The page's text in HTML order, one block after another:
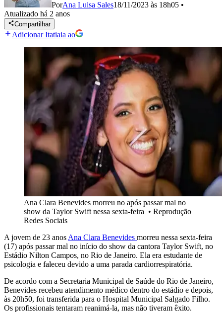
PorAna Luisa Sales18/11/2023 às 18h05 •
Atualizado há 2 anos
Compartilhar
Adicionar Itatiaia ao
Ana Clara Benevides morreu no após passar mal no
show da Taylor Swift nessa sexta-feira • Reprodução |
Redes Sociais
A jovem de 23 anos Ana Clara Benevides morreu nessa sexta-feira
(17) após passar mal no início do show da cantora Taylor Swift, no
Estádio Nilton Campos, no Rio de Janeiro. Ela era estudante de
psicologia e faleceu devido a uma parada cardiorrespiratória.
De acordo com a Secretaria Municipal de Saúde do Rio de Janeiro,
Benevides recebeu atendimento médico dentro do estádio e depois,
às 20h50, foi transferida para o Hospital Municipal Salgado Filho.
Os profissionais tentaram reanimá-la, mas não tiveram êxito.